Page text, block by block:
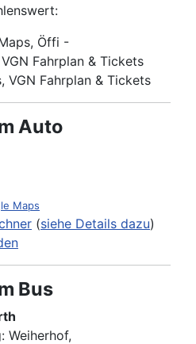
Öffi -
Fahrplan & Tickets
VGN Fahrplan & Tickets
Auto
Maps
(siehe Details dazu)
Bus
Weiherhof,